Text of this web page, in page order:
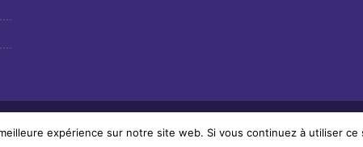
réservés. -Création de sites Internet | ProduWeb
expérience sur notre site web. Si vous continuez à utiliser